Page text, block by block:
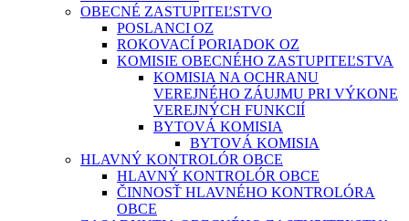
OBECNÉ ZASTUPITEĽSTVO
POSLANCI OZ
ROKOVACÍ PORIADOK OZ
KOMISIE OBECNÉHO ZASTUPITEĽSTVA
KOMISIA NA OCHRANU
VEREJNÉHO ZÁUJMU PRI VÝKONE
VEREJNÝCH FUNKCIÍ
BYTOVÁ KOMISIA
BYTOVÁ KOMISIA
HLAVNÝ KONTROLÓR OBCE
HLAVNÝ KONTROLÓR OBCE
ČINNOSŤ HLAVNÉHO KONTROLÓRA
OBCE